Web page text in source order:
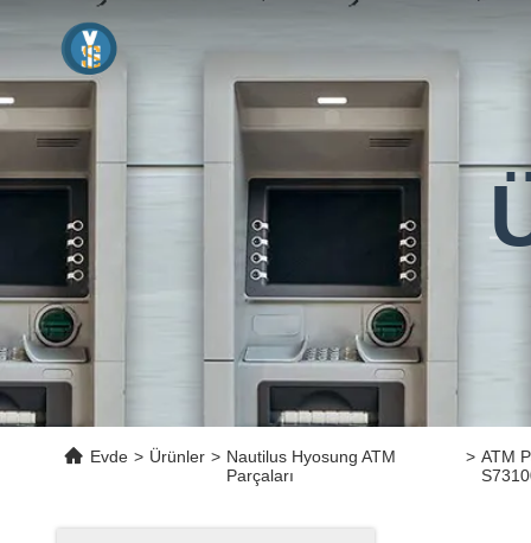
Evde > Ürünler > Nautilus Hyosung ATM
Parçaları
> ATM